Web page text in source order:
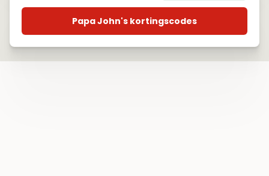
Papa John's kortingscodes